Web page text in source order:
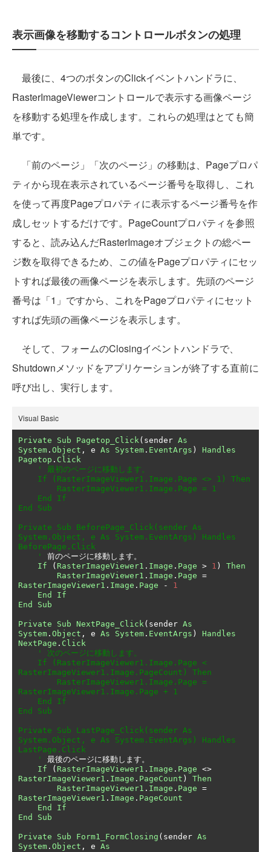
表示画像を移動するコントロールボタンの処理
最後に、4つのボタンのClickイベントハンドラに、
RasterImageViewerコントロールで表示する画像ページ
を移動する処理を作成します。これらの処理はとても簡
単です。
「前のページ」「次のページ」の移動は、Pageプロパ
ティから現在表示されているページ番号を取得し、これ
を使って再度Pageプロパティに表示するページ番号を作
成しセットするだけです。PageCountプロパティを参照
すると、読み込んだRasterImageオブジェクトの総ペー
ジ数を取得できるため、この値をPageプロパティにセッ
トすれば最後の画像ページを表示します。先頭のページ
番号は「1」ですから、これをPageプロパティにセット
すれば先頭の画像ページを表示します。
そして、フォームのClosingイベントハンドラで、
Shutdownメソッドをアプリケーションが終了する直前に
呼び出し、実行します。
Visual Basic
Private Sub Pagetop_Click ( sender As
System . Object , e As System . EventArgs )
Handles
Pagetop . Click
' 最初のページに移動します。
End Sub
Private Sub BeforePage_Click(sender As
System.Object, e As System.EventArgs) Handles
BeforePage.Click
    '
前のページに移動します。
If
( RasterImageViewer1 . Image . Page > 1 )
Then
RasterImageViewer1 . Image . Page =
RasterImageViewer1 . Image . Page -
1
End
If
End
Sub
Private Sub NextPage_Click ( sender As
System . Object , e As System . EventArgs )
Handles
NextPage . Click
' 次のページに移動します。
RasterImageViewer1.Image.PageCount) Then
RasterImageViewer1.Image.Page + 1
End Sub
Private Sub LastPage_Click(sender As
System.Object, e As System.EventArgs) Handles
LastPage.Click
    '
最後のページに移動します。
If
( RasterImageViewer1 . Image . Page <>
RasterImageViewer1 . Image . PageCount )
Then
RasterImageViewer1 . Image . Page =
RasterImageViewer1 . Image . PageCount
End
If
End
Sub
Private Sub Form1_FormClosing ( sender As
System . Object , e As